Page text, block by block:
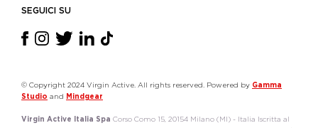
SEGUICI SU
© Copyright 2024 Virgin Active. All rights reserved. Powered by Gamma
Studio and Mindgear
Virgin Active Italia Spa Corso Como 15, 20154 Milano (MI) - Italia Iscritta al